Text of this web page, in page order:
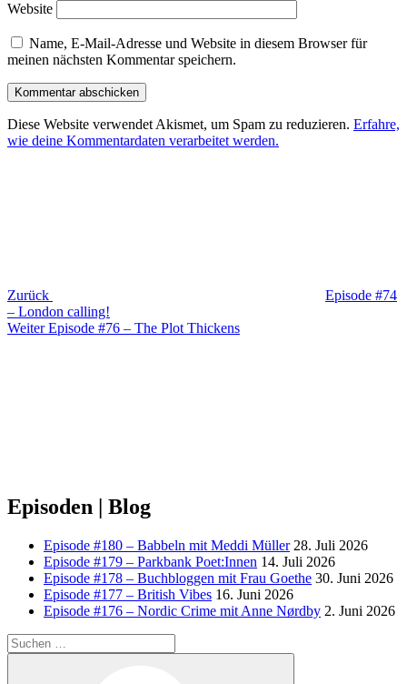
Website
Name, E-Mail-Adresse und Website in diesem Browser für
meinen nächsten Kommentar speichern.
Diese Website verwendet Akismet, um Spam zu reduzieren. Erfahre,
wie deine Kommentardaten verarbeitet werden.
Zurück
Episode #74
– London calling!
Nächster
Weiter Episode #76 – The Plot Thickens
Episoden | Blog
Episode #180 – Babbeln mit Meddi Müller 28. Juli 2026
Episode #179 – Parkbank Poet:Innen 14. Juli 2026
Episode #178 – Buchbloggen mit Frau Goethe 30. Juni 2026
Episode #177 – British Vibes 16. Juni 2026
Episode #176 – Nordic Crime mit Anne Nørdby 2. Juni 2026
Suchen
nach: